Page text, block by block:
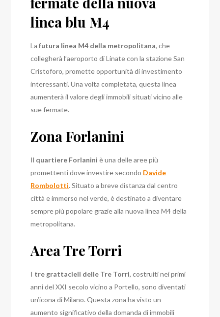
linea blu M4
Lafutura linea M4 della metropolitana, che
collegherà l’aeroporto di Linate con la stazione San
Cristoforo, promette opportunità di investimento
interessanti. Una volta completata, questa linea
aumenterà il valore degli immobili situati vicino alle
sue fermate.
Zona Forlanini
Il quartiere Forlanini è una delle aree più
promettenti dove investire secondo Davide
Rombolotti. Situato a breve distanza dal centro
città e immerso nel verde, è destinato a diventare
sempre più popolare grazie alla nuova linea M4 della
metropolitana.
Area Tre Torri
I tre grattacieli delle Tre Torri, costruiti nei primi
anni del XXI secolo vicino a Portello, sono diventati
un’icona di Milano. Questa zona ha visto un
aumento significativo della domanda di immobili